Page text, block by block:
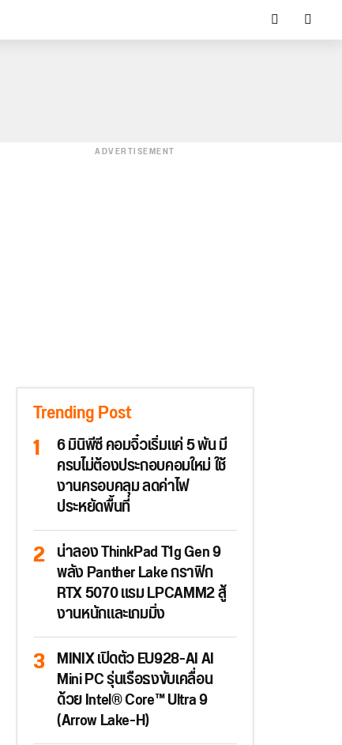
ADVERTISEMENT
Trending Post
6 มินิพีซี คอมจิ๋วเริ่มแค่ 5 พัน มี
ครบไม่ต้องประกอบคอมใหม่ ใช้
งานครอบคลุม ลดค่าไฟ
ประหยัดพื้นที่
น่าลอง ThinkPad T1g Gen 9
พลัง Panther Lake กราฟิก
RTX 5070 แรม LPCAMM2 สู้
งานหนักและเกมมิ่ง
MINIX เปิดตัว EU928-AI AI
Mini PC รุ่นเรือธงขับเคลื่อน
ด้วย Intel® Core™ Ultra 9
(Arrow Lake-H)